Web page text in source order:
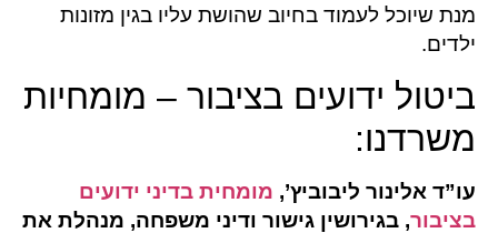
מנת שיוכל לעמוד בחיוב שהושת עליו בגין מזונות
ילדים.
ביטול ידועים בציבור – מומחיות
משרדנו:
עו”ד אלינור ליבוביץ’, מומחית בדיני ידועים
בציבור, בגירושין גישור ודיני משפחה, מנהלת את